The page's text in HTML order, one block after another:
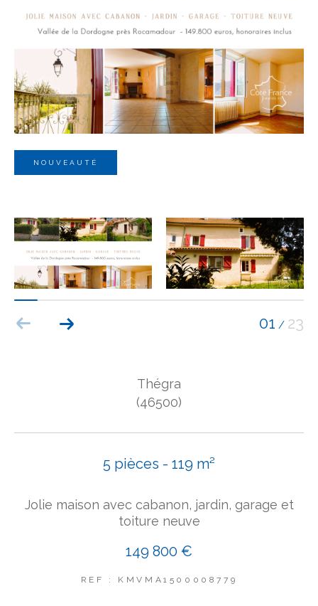
NOUVEAUTÉ
01 / 23
Thégra
(46500)
5 pièces - 119 m²
Jolie maison avec cabanon, jardin, garage et
toiture neuve
149 800 €
REF : KMVMA1500008779
Budget
Surface
Surface
Pièces
Référence
AFFINER LES CRITÈRES
TERRASSE PARKING PISCINE